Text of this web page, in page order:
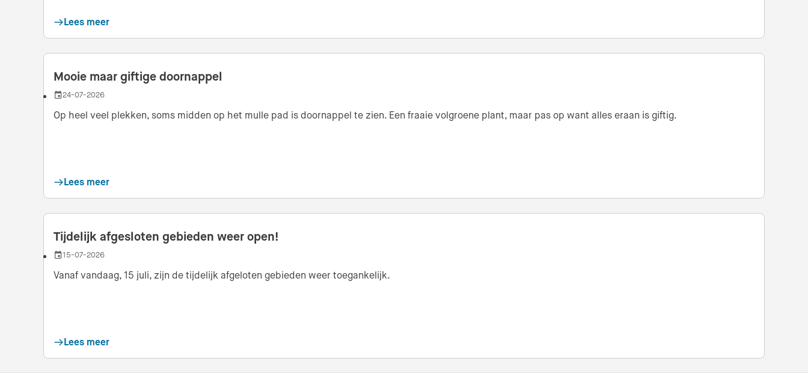
Lees meer
Mooie maar giftige doornappel
Datum
24-07-2026
Op heel veel plekken, soms midden op het mulle pad is doornappel te zien. Een fraaie volgroene plant, maar pas op want alles eraan is giftig.
Lees meer
Tijdelijk afgesloten gebieden weer open!
Datum
15-07-2026
Vanaf vandaag, 15 juli, zijn de tijdelijk afgeloten gebieden weer toegankelijk.
Lees meer